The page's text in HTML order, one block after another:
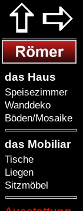
das Haus
Speisezimmer
Wanddeko
Böden/Mosaike
das Mobiliar
Tische
Liegen
Sitzmöbel